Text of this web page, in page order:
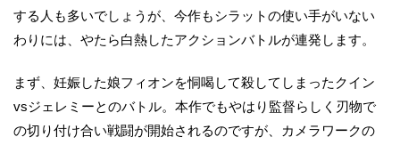
する人も多いでしょうが、今作もシラットの使い手がいない
わりには、やたら白熱したアクションバトルが連発します。
まず、妊娠した娘フィオンを恫喝して殺してしまったクイン
vsジェレミーとのバトル。本作でもやはり監督らしく刃物で
の切り付け合い戦闘が開始されるのですが、カメラワークの